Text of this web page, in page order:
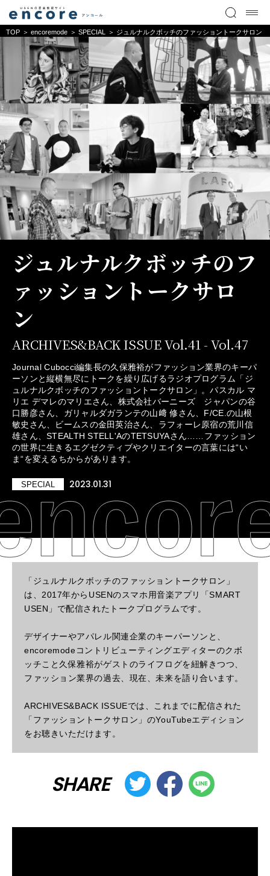
TOP encoremode SPECIAL ジュルナルクボッチのファッショントークサロン
ジュルナルクボッチのフ
ァッショントークサロ
ン
ARCHIVES&BACK ISSUE Vol.41 - Vol.47
Journal Cubocci編集長の久保雅裕がファッション業界のキーパ
ーソンと縦横無尽にトークを繰り広げるラジオプログラム「ジ
ュルナルクボッチのファッショントークサロン」。パスカル マ
リエ デマレのマリエさん、株式会社バーニーズ ジャパンの谷
口勝彦さん、ガリャルダガランテの山﨑 修さん、F/CE.の山根
敏史さん、ビームスの金田英治さん、ラフォーレ原宿の荒川信
雄さん、STEALTH STELL'AのTETSUYAさん……ファッション
の世界に生きるエグゼクティブやクリエイターの言葉には“い
ま“を変えるちからがあります。
SPECIAL 2023.01.31
「ジュルナルクボッチのファッショントークサロン」
は、2017年からUSENのスマホ用音楽アプリ「SMART
USEN」で配信されたトークプログラムです。
デザイナーやアパレル関連企業のキーパーソンと、
encoremodeコントリビューティングエディターのクボ
ッチこと久保雅裕がゲストのライフログを紐解きつつ、
ファッション業界の過去、現在、未来を語り合います。
ARCHIVES&BACK ISSUEでは、これまでに配信された
「ファッショントークサロン」のYouTubeエディション
をお聴きいただけます。
SHARE